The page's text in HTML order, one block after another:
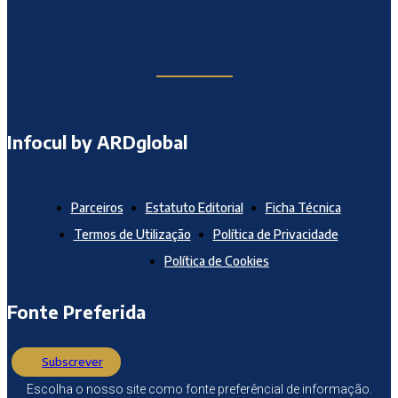
Infocul by ARDglobal
Parceiros Estatuto Editorial
Ficha Técnica
Termos de Utilização
Política de Privacidade
Política de Cookies
Fonte Preferida
Subscrever
Escolha o nosso site como fonte preferêncial de informação.